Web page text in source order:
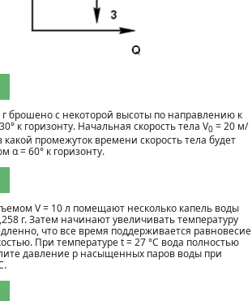
г брошено с некоторой высоты по направлению к
к горизонту. Начальная скорость тела V0 = 20 м/
какой промежуток времени скорость тела будет
α = 60° к горизонту.
V = 10 л помещают несколько капель воды
г. Затем начинают увеличивать температуру
что все время поддерживается равновесие
При температуре t = 27 °С вода полностью
давление р насыщенных паров воды при